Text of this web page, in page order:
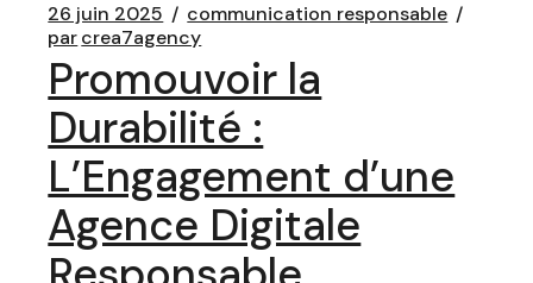
26 juin 2025
communication responsable
parcrea7agency
Promouvoir la
Durabilité :
L’Engagement d’une
Agence Digitale